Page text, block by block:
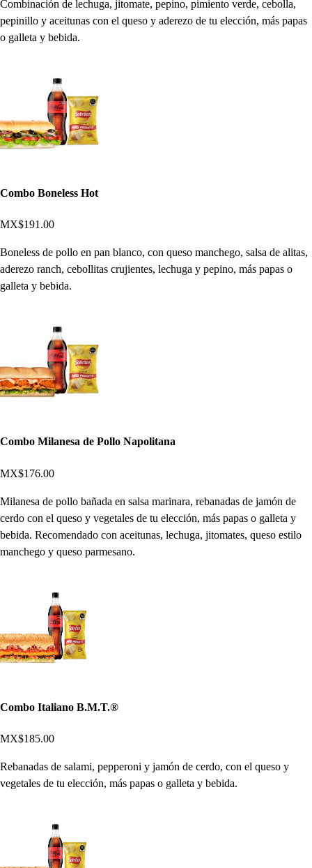
Combinación de lechuga, jitomate, pepino, pimiento verde, cebolla,
pepinillo y aceitunas con el queso y aderezo de tu elección, más papas
o galleta y bebida.
Combo Boneless Hot
MX$191.00
Boneless de pollo en pan blanco, con queso manchego, salsa de alitas,
aderezo ranch, cebollitas crujientes, lechuga y pepino, más papas o
galleta y bebida.
Combo Milanesa de Pollo Napolitana
MX$176.00
Milanesa de pollo bañada en salsa marinara, rebanadas de jamón de
cerdo con el queso y vegetales de tu elección, más papas o galleta y
bebida. Recomendado con aceitunas, lechuga, jitomates, queso estilo
manchego y queso parmesano.
Combo Italiano B.M.T.®
MX$185.00
Rebanadas de salami, pepperoni y jamón de cerdo, con el queso y
vegetales de tu elección, más papas o galleta y bebida.